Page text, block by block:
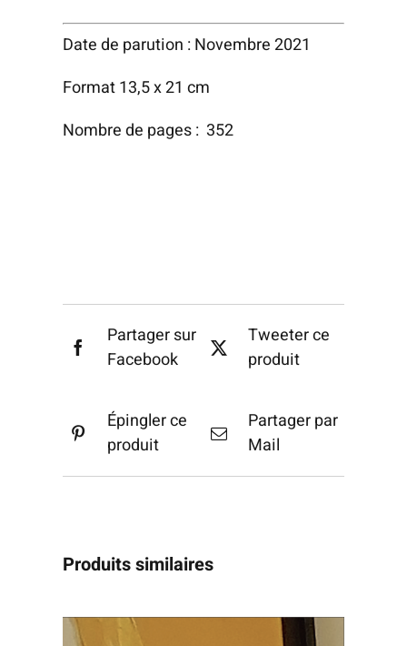
Date de parution : Novembre 2021
Format 13,5 x 21 cm
Nombre de pages : 352
Partager sur
Facebook
Tweeter ce
produit
Épingler ce
produit
Partager par
Mail
Produits similaires